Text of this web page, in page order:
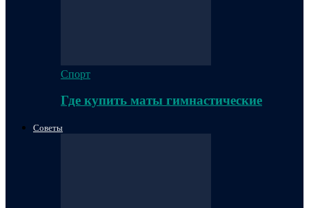
Спорт
Где купить маты гимнастические
Советы